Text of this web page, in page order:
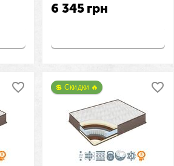
6 345 грн
💲 Скидки 🔥